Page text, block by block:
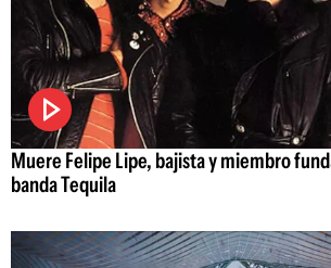
Muere Felipe Lipe, bajista y miembro
banda Tequila